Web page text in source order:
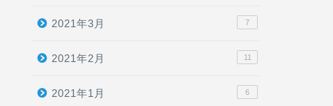
2021年3月 7
2021年2月 11
2021年1月 6